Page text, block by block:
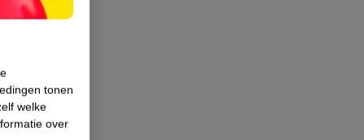
tonen
welke
over